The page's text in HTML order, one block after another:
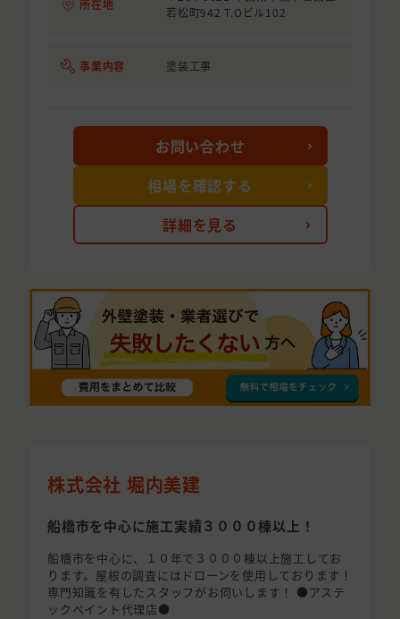
所在地
若松町942 T.Oビル102
事業内容 塗装工事
詳細を見る
お問い合わせ
相場を確認する
株式会社 堀内美建
船橋市を中心に施工実績３０００棟以上！
船橋市を中心に、１０年で３０００棟以上施工してお
ります。屋根の調査にはドローンを使用しております！
専門知識を有したスタッフがお伺いします！ ●アステ
ックペイント代理店●